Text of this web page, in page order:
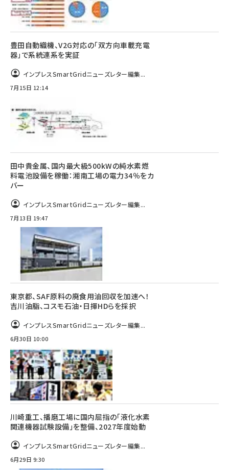
豊田自動織機、V2G対応の「双方向車載充電
器」で系統連系を実証
インプレスSmartGridニューズレター編集...
7月15日 12:14
田中貴金属、国内最大級500kWの純水素燃
料電池設備を稼働：湘南工場の電力34％をカ
バー
インプレスSmartGridニューズレター編集...
7月13日 19:47
東京都、SAF原料の廃食用油回収を加速へ！
吉川油脂、コスモ石油・日揮HDらを採択
インプレスSmartGridニューズレター編集...
6月30日 10:00
川崎重工、播磨工場に国内屈指の「液化水素
関連機器試験設備」を整備、2027年度始動
インプレスSmartGridニューズレター編集...
6月29日 9:30